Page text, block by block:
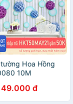
Hoa Hồng
10M
đ